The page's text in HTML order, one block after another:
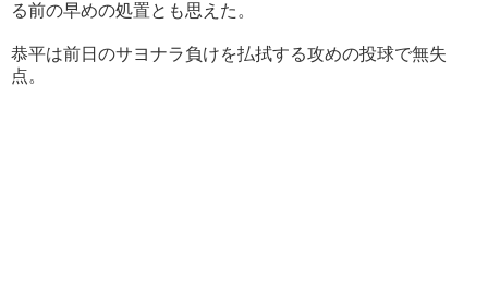
る前の早めの処置とも思えた。
恭平は前日のサヨナラ負けを払拭する攻めの投球で無失
点。